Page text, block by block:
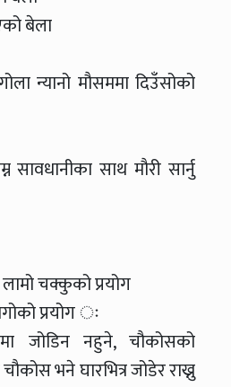
बेला
न्यानो मौसममा दिउँसोको
सावधानीका साथ मौरी सार्नु
चक्कुको प्रयोग
प्रयोग ः
जोडिन नहुने, चौकोसको
भने घारभित्र जोडेर राख्नु